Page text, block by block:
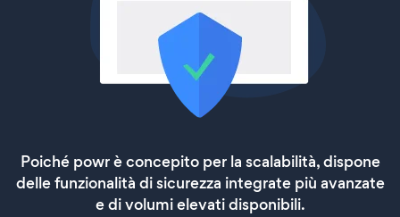
Poiché powr è concepito per la scalabilità, dispone
delle funzionalità di sicurezza integrate più avanzate
e di volumi elevati disponibili.